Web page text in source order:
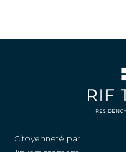
Citoyenneté par